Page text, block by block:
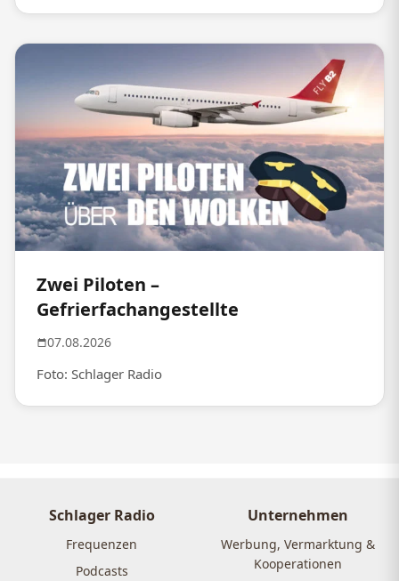
Zwei Piloten –
Gefrierfachangestellte
07.08.2026
Foto: Schlager Radio
Schlager Radio
Frequenzen
Podcasts
Unternehmen
Werbung, Vermarktung &
Kooperationen